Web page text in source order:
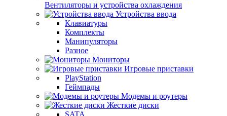
Вентиляторы и устройства охлаждения
Устройства ввода
Клавиатуры
Комплекты
Манипуляторы
Разное
Мониторы
Игровые приставки
PlayStation
Геймпады
Модемы и роутеры
Жесткие диски
SATA